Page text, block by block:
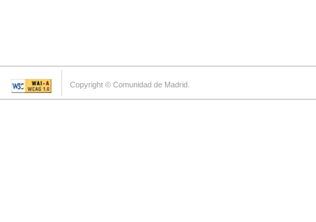
Copyright © Comunidad de Madrid.